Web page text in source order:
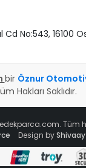
- 44 Kw 60
(Dizel) - 80 Kw 109
02-01
| 206
- 40 Kw 54
07-01
No:543, 16100
bir Öznur
Hakları Saklıdır.
Tüm
Design by